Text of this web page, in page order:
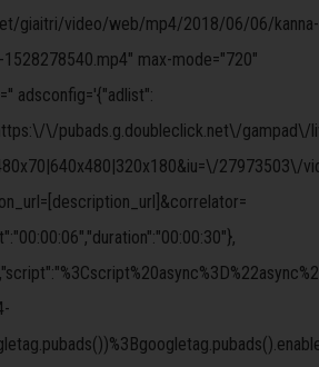
giaitri/video/web/mp4/2018/06/06/kanna-
1528278540.mp4" max-mode="720"
adsconfig='{"adlist":
\/pubads.g.doubleclick.net\/gampad\/
27973503\/